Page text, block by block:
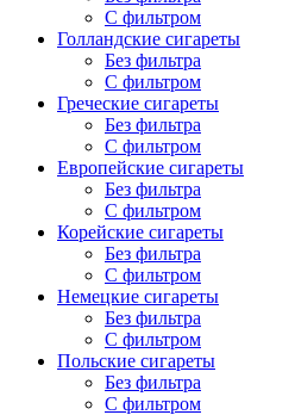
С фильтром
Голландские сигареты
Без фильтра
С фильтром
Греческие сигареты
Без фильтра
С фильтром
Европейские сигареты
Без фильтра
С фильтром
Корейские сигареты
Без фильтра
С фильтром
Немецкие сигареты
Без фильтра
С фильтром
Польские сигареты
Без фильтра
С фильтром